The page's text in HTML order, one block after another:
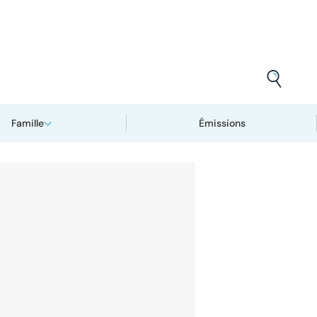
Famille Émissions